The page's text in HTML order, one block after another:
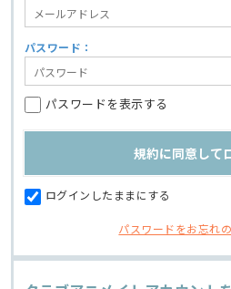
パスワード：
パスワードを表示する
ログインしたままにする
パスワードをお忘れ